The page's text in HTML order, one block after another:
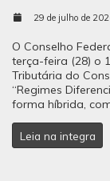
29 de julho de
O Conselho
terça-feira (28) o
Tributária do
“Regimes
forma híbrida,
Leia na integra